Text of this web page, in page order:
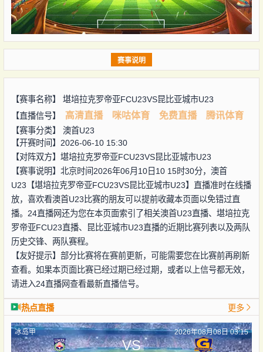
赛事说明
【赛事名称】 堪培拉克罗帝亚FCU23VS昆比亚城市U23
【直播信号】
高清直播 咪咕体育 免费直播 腾讯体育
【赛事分类】 澳首U23
【开赛时间】2026-06-10 15:30
【对阵双方】 堪培拉克罗帝亚FCU23VS昆比亚城市U23
【赛事说明】北京时间2026年06月10日10 15时30分，澳首
U23【堪培拉克罗帝亚FCU23VS昆比亚城市U23】直播准时在线播
放，喜欢看澳首U23比赛的朋友可以提前收藏本页面以免错过直
播。24直播网还为您在本页面索引了相关澳首U23直播、堪培拉克
罗帝亚FCU23直播、昆比亚城市U23直播的近期比赛列表以及两队
历史交锋、两队赛程。
【友好提示】部分比赛将在赛前更新，可能需要您在比赛前再刷新
查看。如果本页面比赛已经过期已经过期，或者以上信号都无效，
请进入24直播网查看最新直播信号。
热点直播 更多
冰岛甲 2026年08月08日 03:15
VS